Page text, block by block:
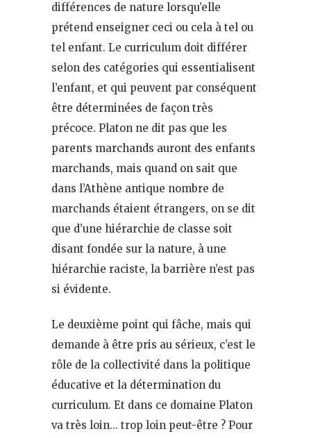
différences de nature lorsqu’elle
prétend enseigner ceci ou cela à tel ou
tel enfant. Le curriculum doit différer
selon des catégories qui essentialisent
l’enfant, et qui peuvent par conséquent
être déterminées de façon très
précoce. Platon ne dit pas que les
parents marchands auront des enfants
marchands, mais quand on sait que
dans l’Athène antique nombre de
marchands étaient étrangers, on se dit
que d’une hiérarchie de classe soit
disant fondée sur la nature, à une
hiérarchie raciste, la barrière n’est pas
si évidente.
Le deuxième point qui fâche, mais qui
demande à être pris au sérieux, c’est le
rôle de la collectivité dans la politique
éducative et la détermination du
curriculum. Et dans ce domaine Platon
va très loin… trop loin peut-être ? Pour